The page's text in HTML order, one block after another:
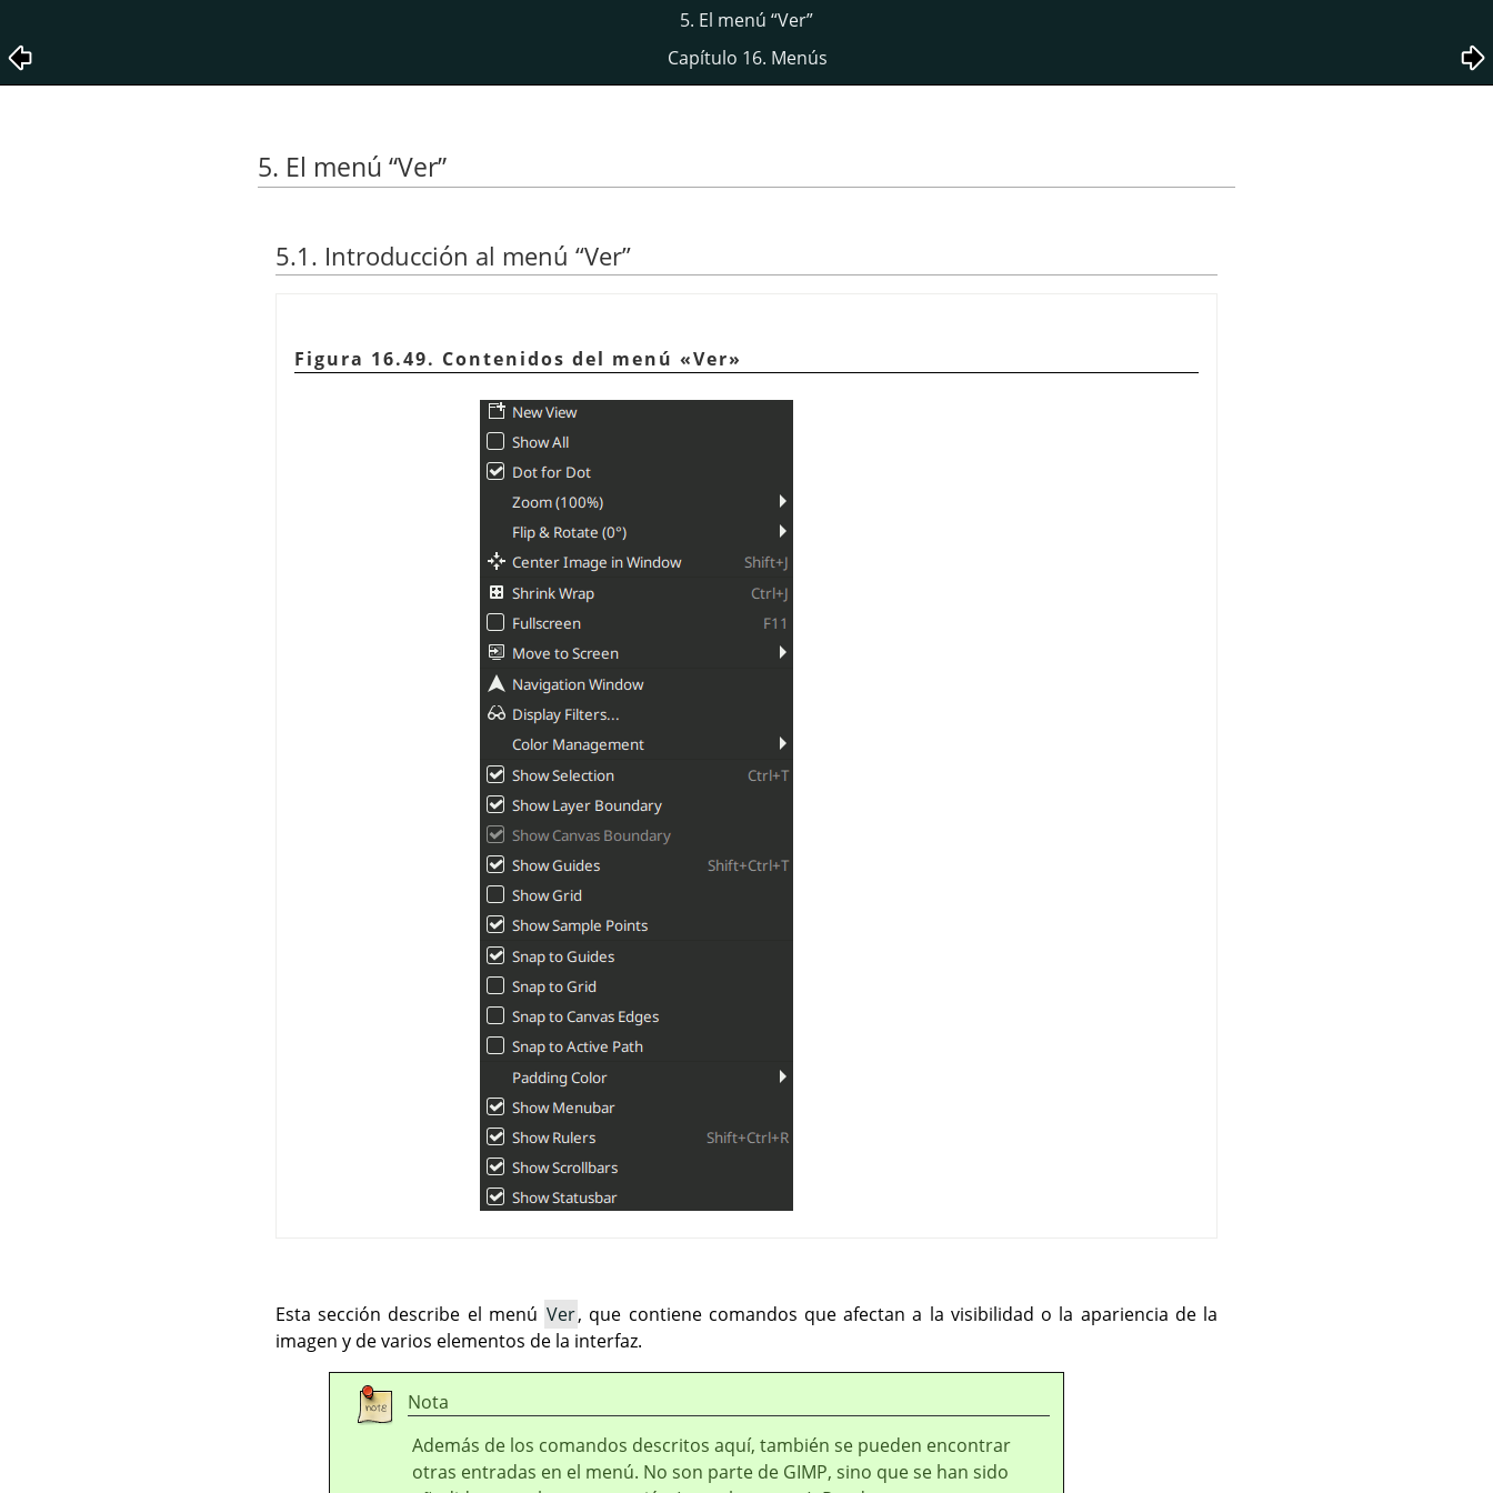
5. El menú “Ver”
Capítulo 16. Menús
5. El menú “Ver”
5.1. Introducción al menú “Ver”
Figura 16.49. Contenidos del menú «Ver»
Esta sección describe el menú Ver, que contiene comandos que afectan a la visibilidad o la apariencia de la
imagen y de varios elementos de la interfaz.
Nota
Además de los comandos descritos aquí, también se pueden encontrar
otras entradas en el menú. No son parte de GIMP, sino que se han sido